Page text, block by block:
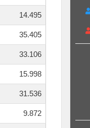
14.495
35.405
33.106
15.998
31.536
9.872